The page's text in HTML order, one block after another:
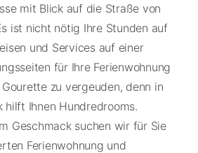
mit Blick auf die Straße von
ist nicht nötig Ihre Stunden auf
und Services auf einer
für Ihre Ferienwohnung
zu vergeuden, denn in
hilft Ihnen Hundredrooms.
Geschmack suchen wir für Sie
Ferienwohnung und